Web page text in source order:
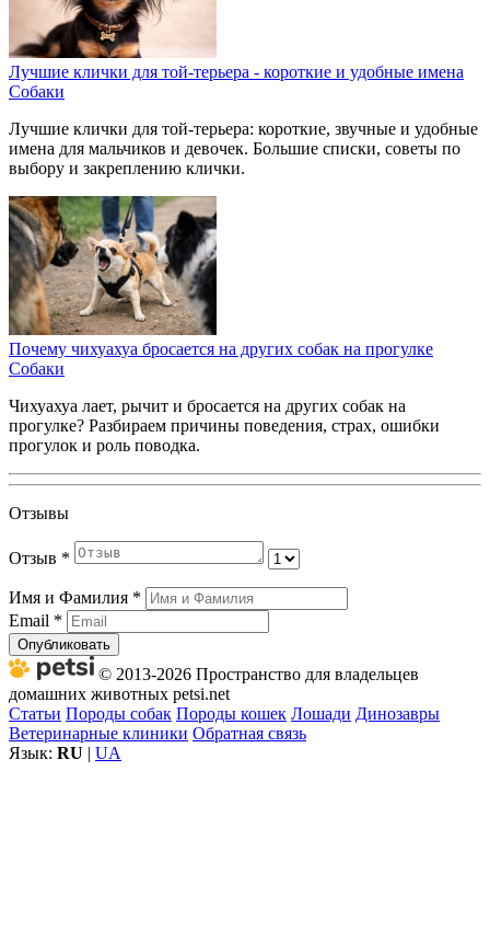
Лучшие клички для той-терьера - короткие и удобные имена
Собаки
Лучшие клички для той-терьера: короткие, звучные и удобные
имена для мальчиков и девочек. Большие списки, советы по
выбору и закреплению клички.
Почему чихуахуа бросается на других собак на прогулке
Собаки
Чихуахуа лает, рычит и бросается на других собак на
прогулке? Разбираем причины поведения, страх, ошибки
прогулок и роль поводка.
Отзывы
Отзыв *
Имя и Фамилия *
Email *
Опубликовать
© 2013-2026 Пространство для владельцев
домашних животных petsi.net
Статьи Породы собак Породы кошек Лошади Динозавры
Ветеринарные клиники Обратная связь
Язык: RU | UA